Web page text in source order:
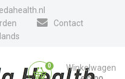
Contact
0
Winkelwagen